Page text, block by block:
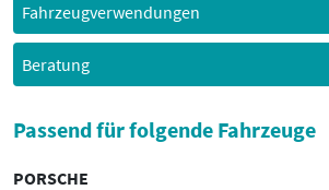
Fahrzeugverwendungen
Beratung
Passend für folgende Fahrzeuge
PORSCHE